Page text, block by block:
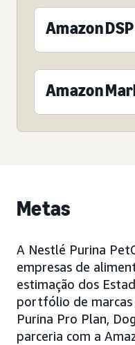
Amazon DSP
Amazon
Metas
A Nestlé Purina
empresas de
estimação dos
portfólio de
Purina Pro Plan,
parceria com a